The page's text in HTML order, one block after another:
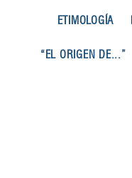
ETIMOLOGÍA
“EL ORIGEN DE...”